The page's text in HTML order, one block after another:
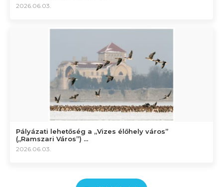
2026.06.03.
Pályázati lehetőség a „Vizes élőhely város”
(„Ramszari Város”) ...
2026.06.03.